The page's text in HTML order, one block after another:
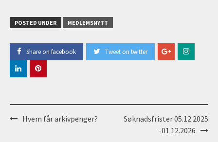
POSTED UNDER MEDLEMSNYTT
Share on facebook Tweet on twitter
PostHvem får arkivpenger?
Søknadsfrister 05.12.2025
-01.12.2026